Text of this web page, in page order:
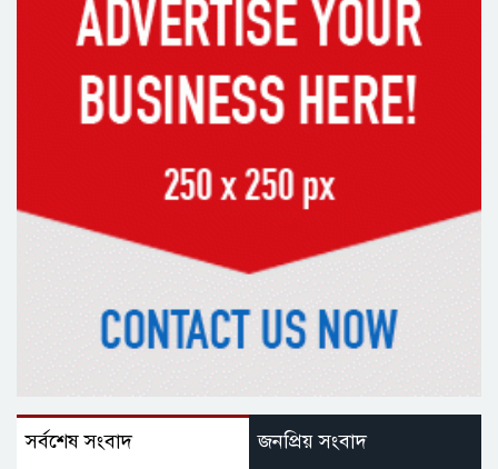
সর্বশেষ সংবাদ জনপ্রিয় সংবাদ